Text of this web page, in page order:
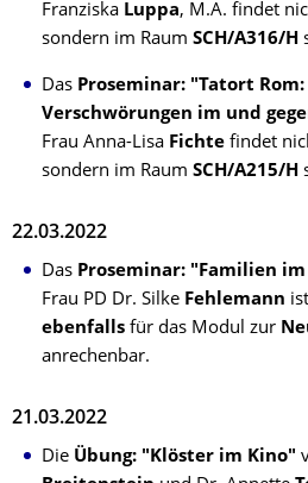
Franziska Luppa, M.A. findet
sondern im Raum SCH/A316/H
Das Proseminar: "Tatort
Verschwörungen im und
Frau Anna-Lisa Fichte findet
sondern im Raum SCH/A215/H
22.03.2022
Das Proseminar: "Familien
Frau PD Dr. Silke Fehlemann
ebenfalls für das Modul zur
anrechenbar.
21.03.2022
Die Übung: "Klöster im Kino"